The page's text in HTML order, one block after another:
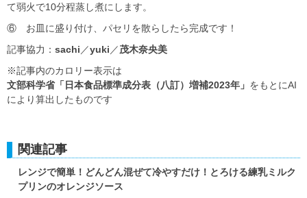
て弱火で10分程蒸し煮にします。
⑥ お皿に盛り付け、パセリを散らしたら完成です！
記事協力： sachi／yuki／茂木奈央美
※記事内のカロリー表示は
文部科学省「日本食品標準成分表（八訂）増補2023年」 をもとにAI
により算出したものです
関連記事
レンジで簡単！どんどん混ぜて冷やすだけ！とろける練乳ミルク
プリンのオレンジソース